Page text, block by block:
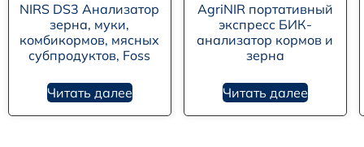
NIRS DS3 Анализатор
зерна, муки,
комбикормов, мясных
субпродуктов, Foss
Читать далее
AgriNIR портативный
экспресс БИК-
анализатор кормов и
зерна
Читать далее